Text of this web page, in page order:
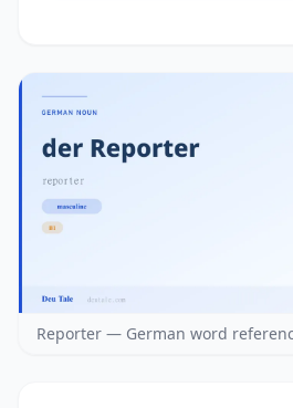
Reporter — German word